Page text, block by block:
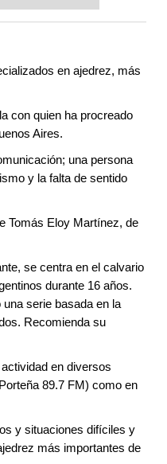
en ajedrez, más
con quien ha procreado
Aires.
una persona
y la falta de sentido
Tomás Eloy Martínez, de
se centra en el calvario
durante 16 años.
serie basada en la
Recomienda su
en diversos
89.7 FM) como en
y situaciones difíciles y
más importantes de